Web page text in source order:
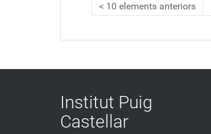
10 elements anteriors
Institut Puig
Castellar